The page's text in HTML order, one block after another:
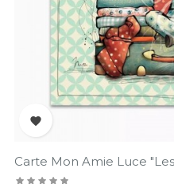

Carte Mon Amie Luce